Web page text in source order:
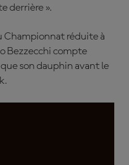
derrière ».
Championnat réduite à
Bezzecchi compte
son dauphin avant le